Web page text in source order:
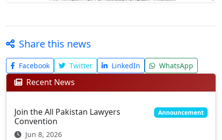
Share this news
Facebook Twitter LinkedIn WhatsApp
Recent News
Join the All Pakistan Lawyers
Convention
Announcement
Jun 8, 2026